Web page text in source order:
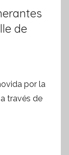
de
por la
través de